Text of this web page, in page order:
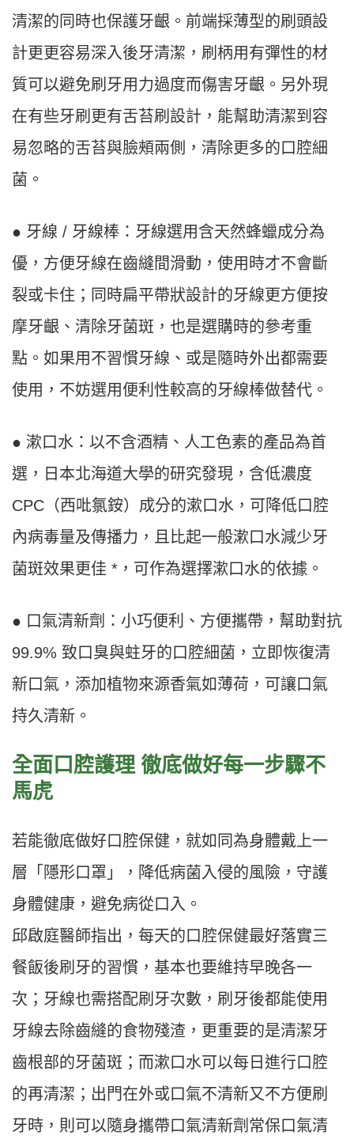
清潔的同時也保護牙齦。前端採薄型的刷頭設
計更更容易深入後牙清潔，刷柄用有彈性的材
質可以避免刷牙用力過度而傷害牙齦。另外現
在有些牙刷更有舌苔刷設計，能幫助清潔到容
易忽略的舌苔與臉頰兩側，清除更多的口腔細
菌。
● 牙線 / 牙線棒：牙線選用含天然蜂蠟成分為
優，方便牙線在齒縫間滑動，使用時才不會斷
裂或卡住；同時扁平帶狀設計的牙線更方便按
摩牙齦、清除牙菌斑，也是選購時的參考重
點。如果用不習慣牙線、或是隨時外出都需要
使用，不妨選用便利性較高的牙線棒做替代。
● 漱口水：以不含酒精、人工色素的產品為首
選，日本北海道大學的研究發現，含低濃度
CPC（西吡氯銨）成分的漱口水，可降低口腔
內病毒量及傳播力，且比起一般漱口水減少牙
菌斑效果更佳 *，可作為選擇漱口水的依據。
● 口氣清新劑：小巧便利、方便攜帶，幫助對抗
99.9% 致口臭與蛀牙的口腔細菌，立即恢復清
新口氣，添加植物來源香氣如薄荷，可讓口氣
持久清新。
全面口腔護理 徹底做好每一步驟不
馬虎
若能徹底做好口腔保健，就如同為身體戴上一
層「隱形口罩」，降低病菌入侵的風險，守護
身體健康，避免病從口入。
邱啟庭醫師指出，每天的口腔保健最好落實三
餐飯後刷牙的習慣，基本也要維持早晚各一
次；牙線也需搭配刷牙次數，刷牙後都能使用
牙線去除齒縫的食物殘渣，更重要的是清潔牙
齒根部的牙菌斑；而漱口水可以每日進行口腔
的再清潔；出門在外或口氣不清新又不方便刷
牙時，則可以隨身攜帶口氣清新劑常保口氣清